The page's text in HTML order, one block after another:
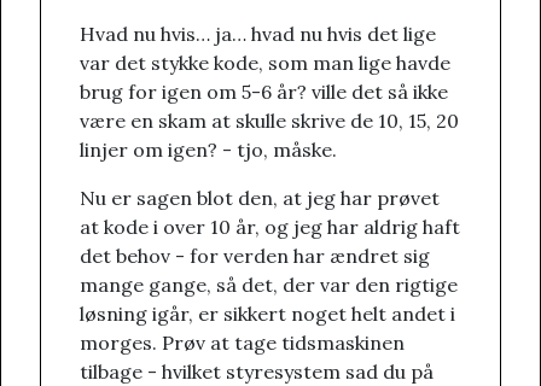
Hvad nu hvis… ja… hvad nu hvis det lige
var det stykke kode, som man lige havde
brug for igen om 5-6 år? ville det så ikke
være en skam at skulle skrive de 10, 15, 20
linjer om igen? - tjo, måske.
Nu er sagen blot den, at jeg har prøvet
at kode i over 10 år, og jeg har aldrig haft
det behov - for verden har ændret sig
mange gange, så det, der var den rigtige
løsning igår, er sikkert noget helt andet i
morges. Prøv at tage tidsmaskinen
tilbage - hvilket styresystem sad du på